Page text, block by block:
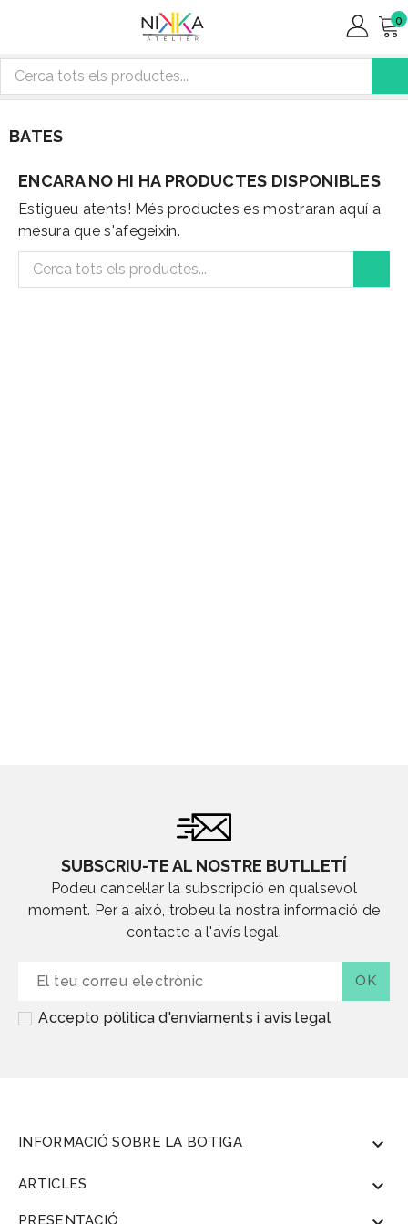
0
BATES
ENCARA NO HI HA PRODUCTES DISPONIBLES
Estigueu atents! Més productes es mostraran aquí a
mesura que s'afegeixin.
SUBSCRIU-TE AL NOSTRE BUTLLETÍ
Podeu cancel·lar la subscripció en qualsevol
moment. Per a això, trobeu la nostra informació de
contacte a l'avís legal.
Accepto pòlitica d'enviaments i avis legal
INFORMACIÓ SOBRE LA BOTIGA 
ARTICLES 
PRESENTACIÓ